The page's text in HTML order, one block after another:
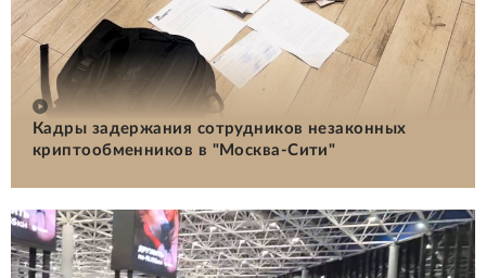
Кадры задержания сотрудников незаконных
криптообменников в "Москва-Сити"